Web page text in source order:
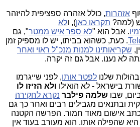
אזהרות, כולל אזהרה ספציפית להיזהר
(למה? תקראו כאן), ולא
. אבל הוא "לא ספר איש ממטר", גם
. כעת, כשהוא בביתו, יש לו מספיק זמן
שקריאותינו למנות מנכ"ל ראוי ואחר
לא נענו. אבל גם זה יקרה.
שלנו לפטר אותו, לפני שייגרמו
בישראל - לא הואילו ולא הזיזו לו
שבו שלמה פילבר נקרא לחקירה
ובתנאים מגבילים רבים ואחר כך גם
כתב אישום מאוד חמור. הפרשה הקטנה
ש"ח היא שהפילה אותו. הוא מעורב בעוד אין